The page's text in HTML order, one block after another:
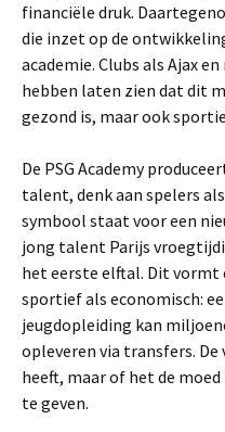
financiële druk.
die inzet op de
academie. Clubs als Ajax
hebben laten zien dat dit
gezond is, maar ook
De PSG Academy
talent, denk aan spelers
symbool staat voor een
jong talent Parijs
het eerste elftal. Dit vormt
sportief als economisch:
jeugdopleiding kan
opleveren via transfers.
heeft, maar of het de
te geven.